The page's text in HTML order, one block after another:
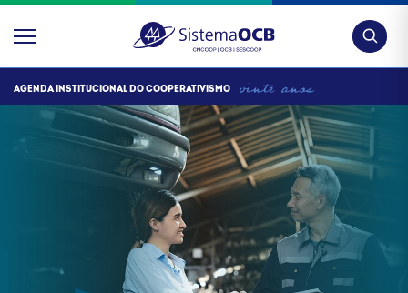
AGENDA INSTITUCIONAL DO COOPERATIVISMO